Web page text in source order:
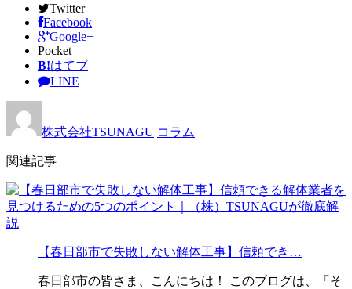
Twitter
Facebook
Google+
Pocket
B!はてブ
LINE
株式会社TSUNAGU コラム
関連記事
【春日部市で失敗しない解体工事】信頼でき…
春日部市の皆さま、こんにちは！ このブログは、「そ